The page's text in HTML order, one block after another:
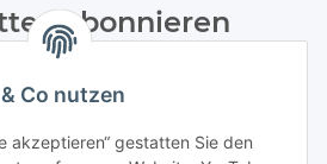
Co nutzen
akzeptieren“ gestatten Sie den
Abonnieren
und jederzeit widerruflich